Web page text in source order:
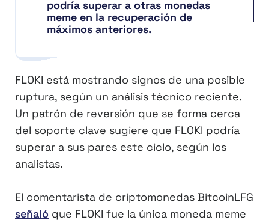
podría superar a otras monedas
meme en la recuperación de
máximos anteriores.
FLOKI está mostrando signos de una posible
ruptura, según un análisis técnico reciente.
Un patrón de reversión que se forma cerca
del soporte clave sugiere que FLOKI podría
superar a sus pares este ciclo, según los
analistas.
El comentarista de criptomonedas BitcoinLFG
señaló que FLOKI fue la única moneda meme